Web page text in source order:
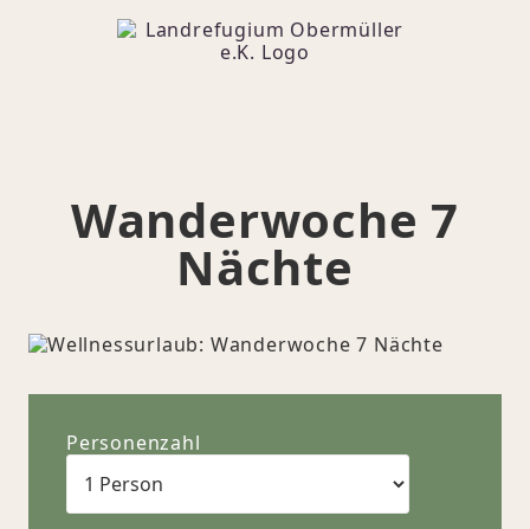
Wanderwoche 7
Nächte
Personenzahl